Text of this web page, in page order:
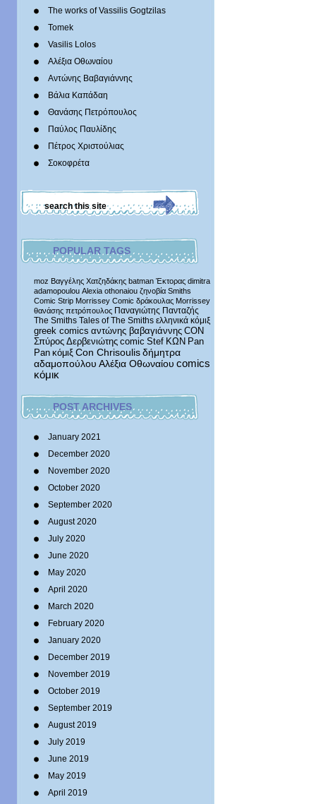
The works of Vassilis Gogtzilas
Tomek
Vasilis Lolos
Αλέξια Οθωναίου
Αντώνης Βαβαγιάννης
Βάλια Καπάδαη
Θανάσης Πετρόπουλος
Παύλος Παυλίδης
Πέτρος Χριστούλιας
Σοκοφρέτα
POPULAR TAGS
moz Βαγγέλης Χατζηδάκης batman Έκτορας dimitra
adamopoulou Alexia othonaiou ζηνοβία Smiths
Comic Strip Morrissey Comic δράκουλας Morrissey
θανάσης πετρόπουλος Παναγιώτης Πανταζής
The Smiths Tales of The Smiths ελληνικά κόμιξ
greek comics αντώνης βαβαγιάννης CON
Σπύρος Δερβενιώτης comic Stef ΚΩΝ Pan
Pan κόμιξ Con Chrisoulis δήμητρα
αδαμοπούλου Αλέξια Οθωναίου comics
κόμικ
POST ARCHIVES
January 2021
December 2020
November 2020
October 2020
September 2020
August 2020
July 2020
June 2020
May 2020
April 2020
March 2020
February 2020
January 2020
December 2019
November 2019
October 2019
September 2019
August 2019
July 2019
June 2019
May 2019
April 2019